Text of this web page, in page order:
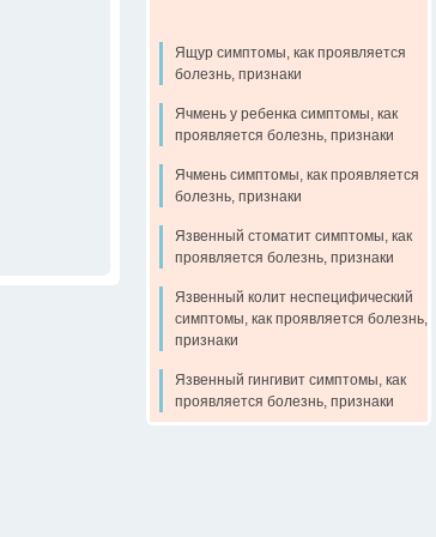
Ящур симптомы, как проявляется
болезнь, признаки
Ячмень у ребенка симптомы, как
проявляется болезнь, признаки
Ячмень симптомы, как проявляется
болезнь, признаки
Язвенный стоматит симптомы, как
проявляется болезнь, признаки
Язвенный колит неспецифический
симптомы, как проявляется болезнь,
признаки
Язвенный гингивит симптомы, как
проявляется болезнь, признаки